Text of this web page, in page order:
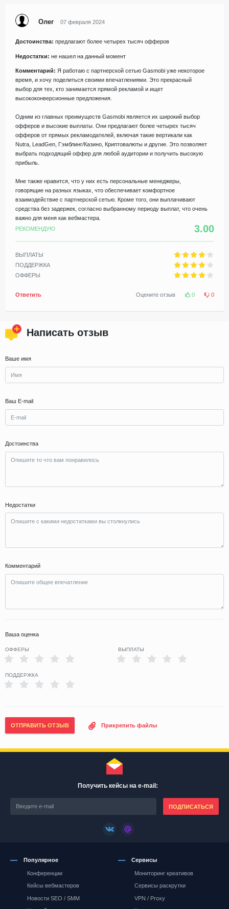
Олег 07 февраля 2024
Достоинства: предлагают более четырех тысяч офферов
Недостатки: не нашел на данный момент
Комментарий: Я работаю с партнерской сетью Gasmobi уже некоторое
время, и хочу поделиться своими впечатлениями. Это прекрасный
выбор для тех, кто занимается прямой рекламой и ищет
высококонверсионные предложения.
Одним из главных преимуществ Gasmobi является их широкий выбор
офферов и высокие выплаты. Они предлагают более четырех тысяч
офферов от прямых рекламодателей, включая такие вертикали как
Nutra, LeadGen, Гэмблинг/Казино, Криптовалюты и другие. Это позволяет
выбрать подходящий оффер для любой аудитории и получить высокую
прибыль.
Мне также нравится, что у них есть персональные менеджеры,
говорящие на разных языках, что обеспечивает комфортное
взаимодействие с партнерской сетью. Кроме того, они выплачивают
средства без задержек, согласно выбранному периоду выплат, что очень
важно для меня как вебмастера.
РЕКОМЕНДУЮ
3.00
ВЫПЛАТЫ
ПОДДЕРЖКА
ОФФЕРЫ
Ответить Оцените отзыв 0 0
Написать отзыв
Ваше имя
Ваш E-mail
Достоинства
Недостатки
Комментарий
Ваша оценка
ОФФЕРЫ ВЫПЛАТЫ
ПОДДЕРЖКА
ОТПРАВИТЬ ОТЗЫВ Прикрепить файлы
Получить кейсы на e-mail:
ПОДПИСАТЬСЯ
Популярное
Конференции
Кейсы вебмастеров
Новости SEO / SMM
Сервисы
Мониторинг креативов
Сервисы раскрутки
VPN / Proxy